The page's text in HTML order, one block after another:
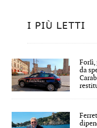
I PIÙ LETTI
Forlì,
da